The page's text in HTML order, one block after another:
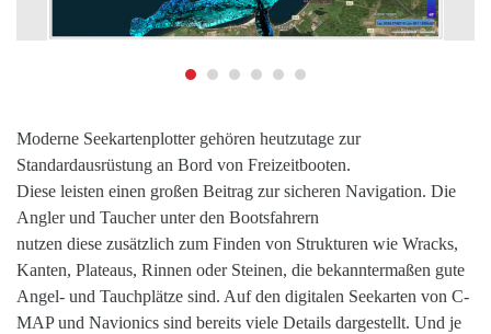
Moderne Seekartenplotter gehören heutzutage zur
Standardausrüstung an Bord von Freizeitbooten.
Diese leisten einen großen Beitrag zur sicheren Navigation. Die
Angler und Taucher unter den Bootsfahrern
nutzen diese zusätzlich zum Finden von Strukturen wie Wracks,
Kanten, Plateaus, Rinnen oder Steinen, die bekanntermaßen gute
Angel- und Tauchplätze sind. Auf den digitalen Seekarten von C-
MAP und Navionics sind bereits viele Details dargestellt. Und je